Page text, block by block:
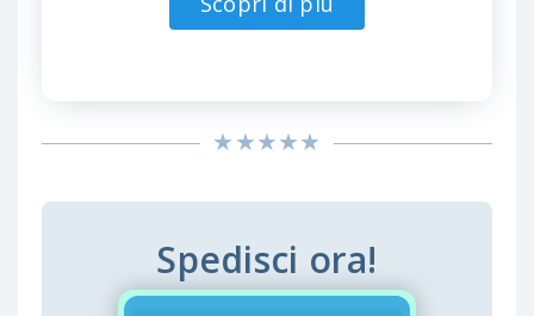
Spedisci ora!